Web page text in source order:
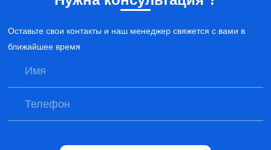
Оставьте свои контакты и наш менеджер свяжется с вами в
ближайшее время